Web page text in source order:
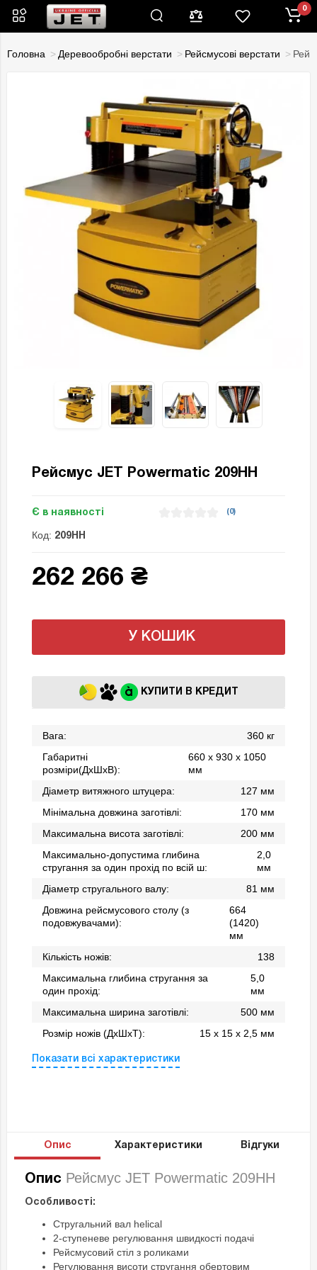
0
Головна Деревообробні верстати Рейсмусові верстати
Рейсмус JET Powermatic 209HH
Є в наявності (0)
Код: 209HH
262 266 ₴
У КОШИК
КУПИТИ В КРЕДИТ
Вага:
360 кг
Габаритні
розміри(ДхШхВ):
660 х 930 х 1050
мм
Діаметр витяжного штуцера:
127 мм
Мінімальна довжина заготівлі:
170 мм
Максимальна висота заготівлі:
200 мм
Максимально-допустима глибина
стругання за один прохід по всій ш:
2,0
мм
Діаметр стругального валу:
81 мм
Довжина рейсмусового столу (з
подовжувачами):
664
(1420)
мм
Кількість ножів:
138
Максимальна глибина стругання за
один прохід:
5,0
мм
Максимальна ширина заготівлі:
500 мм
Розмір ножів (ДхШхТ):
15 х 15 х 2,5 мм
Показати всі характеристики
Опис Характеристики Відгуки
Опис Рейсмус JET Powermatic 209HH
Особливості:
Стругальний вал helical
2-ступеневе регулювання швидкості подачі
Рейсмусовий стіл з роликами
Регулювання висоти стругання обертовим